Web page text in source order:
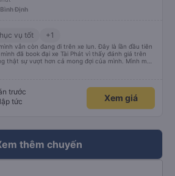
Định
vụ tốt +1
vẫn còn đang đi trên xe lun. Đây là lần đầu tiên
đã book đại xe Tài Phát vì thấy đánh giá trên
thật sự vượt hơn cả mong đợi của mình. Mình mua
2 người. Nhân viên của nhà xe phải nói là siêu nhiệt
thì luôn hỗ trợ xách vali giùm tụi mình. Trên xe thì
cho khách còn chuẩn bị cả thuốc say xe, dép,
gối ôm. Nchung là phải chấm nhà xe 10 sao mới
trước
tức
Xem giá
thêm chuyến